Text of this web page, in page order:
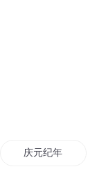
庆元纪年